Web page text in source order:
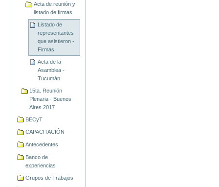
Acta de reunión y
listado de firmas
Listado de
representantes
que asistieron -
Firmas
Acta de la
Asamblea -
Tucumán
15ta. Reunión
Plenaria - Buenos
Aires 2017
BECyT
CAPACITACIÓN
Antecedentes
Banco de
experiencias
Grupos de Trabajos